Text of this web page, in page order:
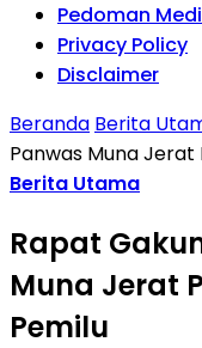
Pedoman
Privacy Policy
Disclaimer
Beranda Berita
Panwas Muna Jerat
Berita Utama
Rapat
Muna Jerat
Pemilu